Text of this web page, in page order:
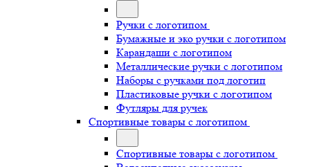
Ручки с логотипом
Бумажные и эко ручки с логотипом
Карандаши с логотипом
Металлические ручки с логотипом
Наборы с ручками под логотип
Пластиковые ручки с логотипом
Футляры для ручек
Спортивные товары с логотипом
Спортивные товары с логотипом